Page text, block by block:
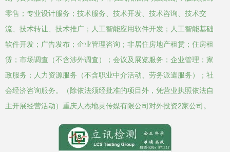
零售；专业设计服务；技术服务、技术开发、技术咨询、技术交
流、技术转让、技术推广；人工智能应用软件开发；人工智能基础
软件开发；广告发布；企业管理咨询；非居住房地产租赁；住房租
赁；市场调查（不含涉外调查）；会议及展览服务；企业管理；家
政服务；人力资源服务（不含职业中介活动、劳务派遣服务）；社
会经济咨询服务。（除依法须经批准的项目外，凭营业执照依法自
主开展经营活动）重庆人杰地灵传媒有限公司对外投资2家公司。